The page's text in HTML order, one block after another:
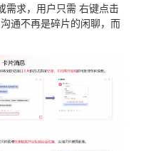
需求，用户只需 右键点击
通不再是碎片的闲聊，而